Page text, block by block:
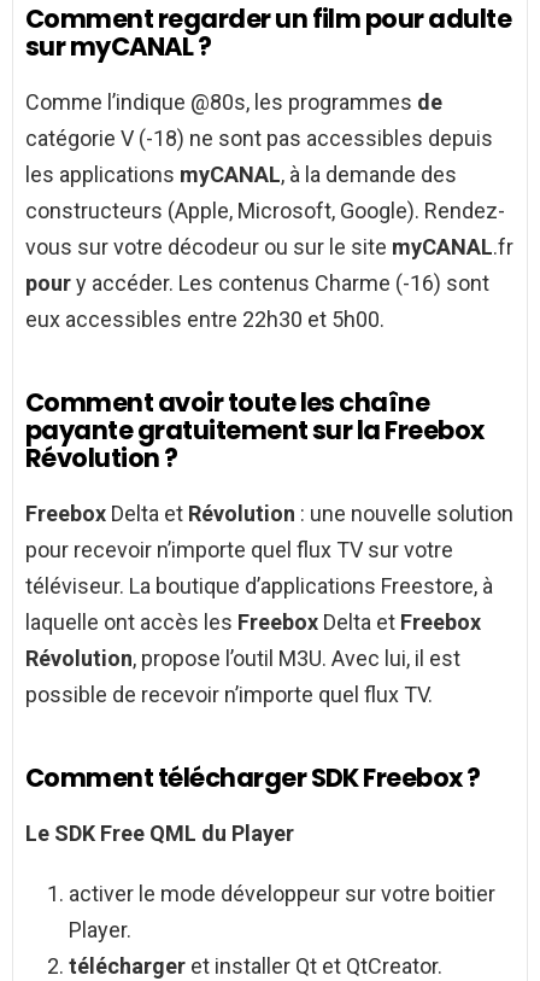
Comment regarder un film pour adulte
sur myCANAL ?
Comme l’indique @80s, les programmes de
catégorie V (-18) ne sont pas accessibles depuis
les applications myCANAL, à la demande des
constructeurs (Apple, Microsoft, Google). Rendez-
vous sur votre décodeur ou sur le site myCANAL.fr
poury accéder. Les contenus Charme (-16) sont
eux accessibles entre 22h30 et 5h00.
Comment avoir toute les chaîne
payante gratuitement sur la Freebox
Révolution ?
Freebox Delta et Révolution : une nouvelle solution
pour recevoir n’importe quel flux TV sur votre
téléviseur. La boutique d’applications Freestore, à
laquelle ont accès les Freebox Delta et Freebox
Révolution, propose l’outil M3U. Avec lui, il est
possible de recevoir n’importe quel flux TV.
Comment télécharger SDK Freebox ?
Le SDK Free QML du Player
activer le mode développeur sur votre boitier
Player.
télécharger et installer Qt et QtCreator.